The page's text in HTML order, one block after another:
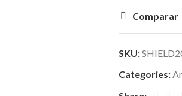
Comparar
SKU:
Categories: